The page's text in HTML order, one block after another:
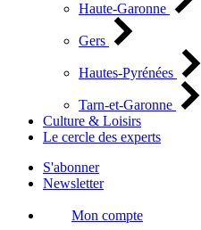
Haute-Garonne
Gers
Hautes-Pyrénées
Tarn-et-Garonne
Culture & Loisirs
Le cercle des experts
S'abonner
Newsletter
Mon compte